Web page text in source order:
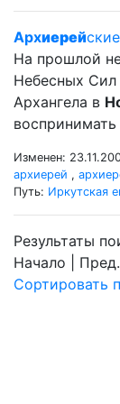
Архиерей
На прошлой
Небесных Сил
Архангела в
Изменен:
архиерей ,
Путь: Иркутская
Результаты
Начало | Пред.
Сортировать